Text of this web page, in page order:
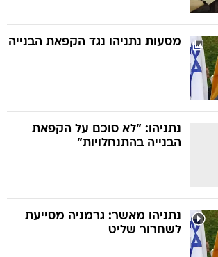
מסעות נתניהו נגד הקפאת הבנייה
נתניהו: "לא סוכם על הקפאת
הבנייה בהתנחלויות"
נתניהו מאשר: גרמניה מסייעת
לשחרור שליט